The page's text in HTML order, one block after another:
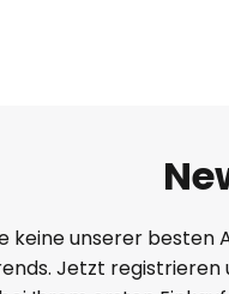
keine unserer besten
Jetzt registrieren